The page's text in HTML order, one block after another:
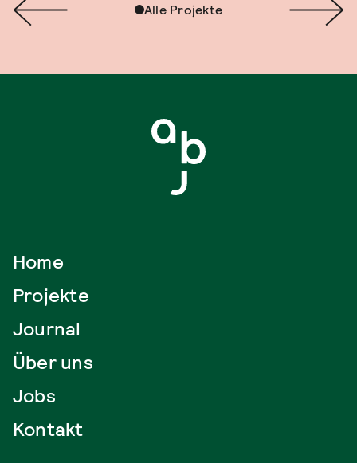
Alle Projekte
Home
Projekte
Journal
Über uns
Jobs
Kontakt